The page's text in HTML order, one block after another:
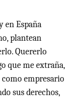
en España
plantean
Quererlo
que me extraña,
empresario
sus derechos,